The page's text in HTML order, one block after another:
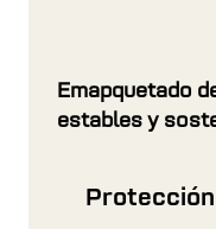
Emapquetado
estables y